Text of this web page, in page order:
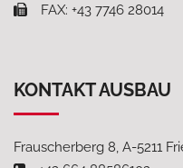
FAX: +43 7746 28014
KONTAKT AUSBAU
Frauscherberg 8, A-5211